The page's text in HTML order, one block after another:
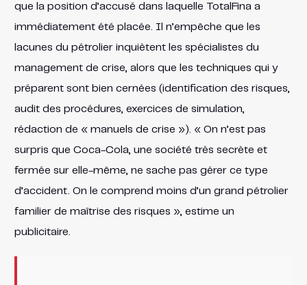
que la position d’accusé dans laquelle TotalFina a
immédiatement été placée. Il n’empêche que les
lacunes du pétrolier inquiètent les spécialistes du
management de crise, alors que les techniques qui y
préparent sont bien cernées (identification des risques,
audit des procédures, exercices de simulation,
rédaction de « manuels de crise »). « On n’est pas
surpris que Coca-Cola, une société très secrète et
fermée sur elle-même, ne sache pas gérer ce type
d’accident. On le comprend moins d’un grand pétrolier
familier de maîtrise des risques », estime un
publicitaire.